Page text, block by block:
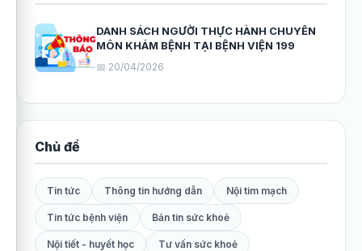
DANH SÁCH NGƯỜI THỰC HÀNH CHUYÊN
MÔN KHÁM BỆNH TẠI BỆNH VIỆN 199
📅 20/04/2026
Chủ đề
Tin tức Thông tin hướng dẫn Nội tim mạch
Tin tức bệnh viện Bản tin sức khoẻ
Nội tiết - huyết học Tư vấn sức khoẻ